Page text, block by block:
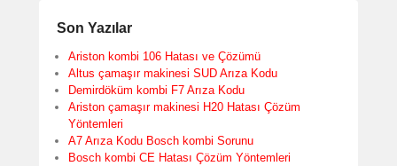
Son Yazılar
Ariston kombi 106 Hatası ve Çözümü
Altus çamaşır makinesi SUD Arıza Kodu
Demirdöküm kombi F7 Arıza Kodu
Ariston çamaşır makinesi H20 Hatası Çözüm
Yöntemleri
A7 Arıza Kodu Bosch kombi Sorunu
Bosch kombi CE Hatası Çözüm Yöntemleri